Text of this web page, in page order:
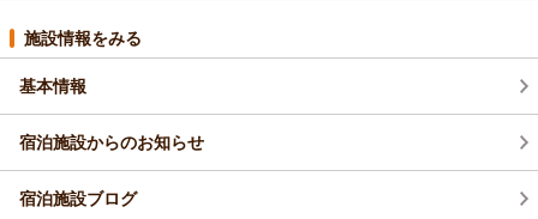
施設情報をみる
基本情報
宿泊施設からのお知らせ
宿泊施設ブログ